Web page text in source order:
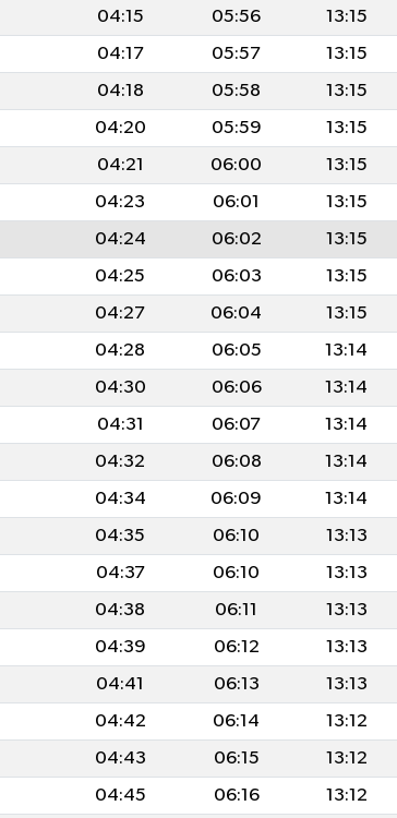
04:15 05:56 13:15
04:17 05:57 13:15
04:18 05:58 13:15
04:20 05:59 13:15
04:21 06:00 13:15
04:23 06:01 13:15
04:24 06:02 13:15
04:25 06:03 13:15
04:27 06:04 13:15
04:28 06:05 13:14
04:30 06:06 13:14
04:31 06:07 13:14
04:32 06:08 13:14
04:34 06:09 13:14
04:35 06:10 13:13
04:37 06:10 13:13
04:38 06:11 13:13
04:39 06:12 13:13
04:41 06:13 13:13
04:42 06:14 13:12
04:43 06:15 13:12
04:45 06:16 13:12